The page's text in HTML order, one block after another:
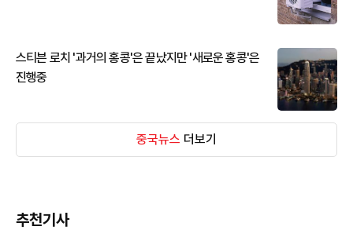
스티븐 로치 '과거의 홍콩'은 끝났지만 '새로운 홍콩'은
진행중
중국뉴스 더보기
추천기사